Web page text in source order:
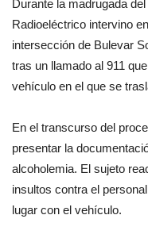
Durante la madrugada
Radioeléctrico intervino
intersección de Bulevar
tras un llamado al 911
vehículo en el que se
En el transcurso del
presentar la
alcoholemia. El sujeto
insultos contra el
lugar con el vehículo.